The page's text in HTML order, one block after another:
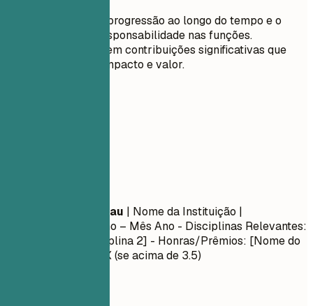
Destaque sua progressão ao longo do tempo e o
aumento de responsabilidade nas funções.
Concentre-se em contribuições significativas que
demonstrem impacto e valor.
Nome do Curso/Grau | Nome da Instituição |
Mês Ano – Mês Ano - Disciplinas Relevantes:
[Disciplina 1], [Disciplina 2] - Honras/Prêmios: [Nome do
Prêmio] - Média: X.X (se acima de 3.5)